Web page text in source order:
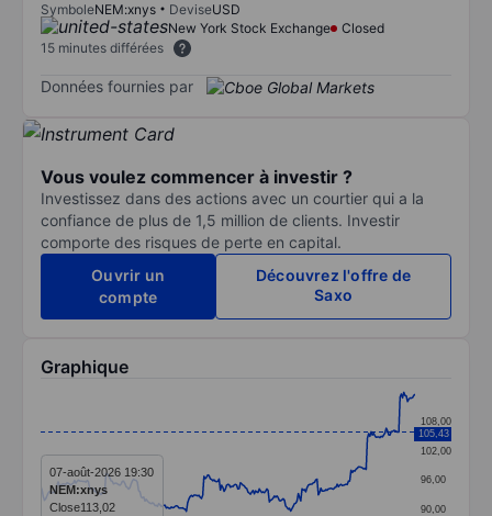
SymboleNEM:xnys DeviseUSD
New York Stock Exchange
Closed
15 minutes différées
Données fournies par
Vous voulez commencer à investir ?
Investissez dans des actions avec un courtier qui a la
confiance de plus de 1,5 million de clients. Investir
comporte des risques de perte en capital.
Ouvrir un
compte
Découvrez l'offre de
Saxo
Graphique
The chart has 1 X axis displaying categories.
The chart has 1 Y axis displaying values. Data ranges
90,00
96,00
102,00
108,00
105,43
07-août-2026 19:30
NEM:xnys
Close113,02